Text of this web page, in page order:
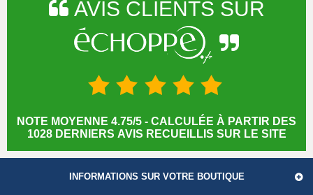
NOTE MOYENNE 4.75/5 - CALCULÉE À PARTIR DES
1028 DERNIERS AVIS RECUEILLIS SUR LE SITE
INFORMATIONS SUR VOTRE BOUTIQUE